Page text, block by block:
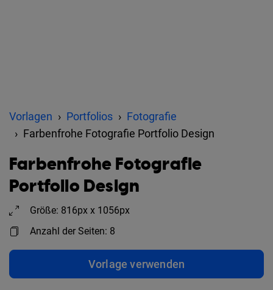
Vorlagen Portfolios
Fotografie
Farbenfrohe Fotografie Portfolio Design
Farbenfrohe Fotografie
Portfolio Design
Größe: 816px x 1056px
Anzahl der Seiten: 8
Vorlage verwenden